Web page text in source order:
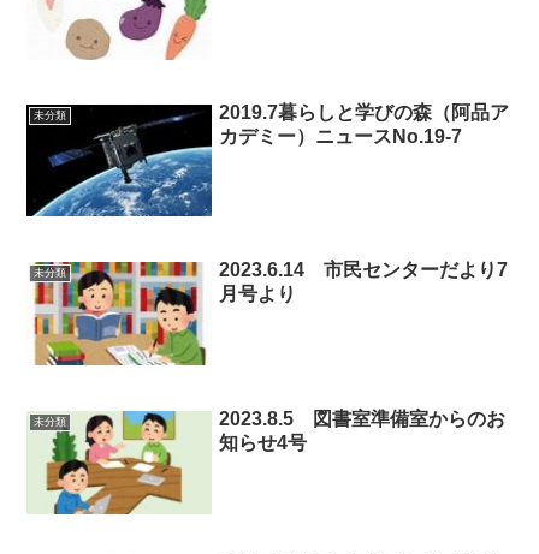
未分類
2019.7暮らしと学びの森（阿品ア
カデミー）ニュースNo.19-7
未分類
2023.6.14 市民センターだより7
月号より
未分類
2023.8.5 図書室準備室からのお
知らせ4号